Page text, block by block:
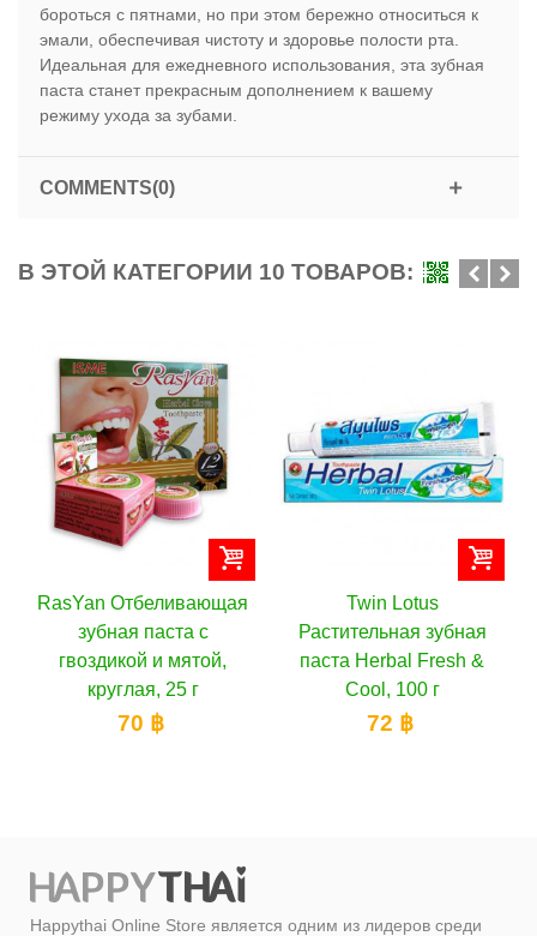
бороться с пятнами, но при этом бережно относиться к
эмали, обеспечивая чистоту и здоровье полости рта.
Идеальная для ежедневного использования, эта зубная
паста станет прекрасным дополнением к вашему
режиму ухода за зубами.
COMMENTS(0)
В ЭТОЙ КАТЕГОРИИ 10 ТОВАРОВ:
Twin Lotus
Растительная зубная
паста Herbal Fresh &
Cool, 100 г
72 ฿
Twin Lotus
Растительная зубная
паста Herbal Original
152 ฿
Happythai Online Store является одним из лидеров среди